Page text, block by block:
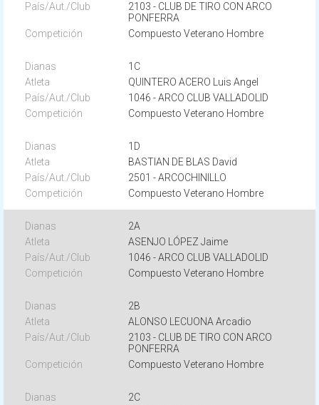
2103 - CLUB DE TIRO CON ARCO
PONFERRA
Compuesto Veterano Hombre
1C
QUINTERO ACERO Luis Angel
1046 - ARCO CLUB VALLADOLID
Compuesto Veterano Hombre
1D
BASTIAN DE BLAS David
2501 - ARCOCHINILLO
Compuesto Veterano Hombre
2A
ASENJO LÓPEZ Jaime
1046 - ARCO CLUB VALLADOLID
Compuesto Veterano Hombre
2B
ALONSO LECUONA Arcadio
2103 - CLUB DE TIRO CON ARCO
PONFERRA
Compuesto Veterano Hombre
2C